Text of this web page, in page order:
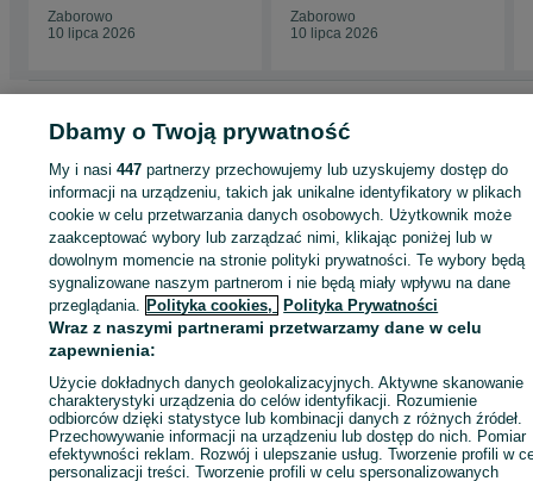
Zaborowo
10 lipca 2026
Zaborowo
10 lipca 2026
szkolne - Wielkopolskie
Podręczniki szkolne - Zaborowo
KATEGORIA
ID:1002286939 Wyświetlenia:
Wyślij wiadomość Kup
Dbamy o Twoją prywatność
My i nasi447 partnerzy przechowujemy lub uzyskujemy dostęp do
informacji na urządzeniu, takich jak unikalne identyfikatory w plikach
cookie w celu przetwarzania danych osobowych. Użytkownik może
zaakceptować wybory lub zarządzać nimi, klikając poniżej lub w
dowolnym momencie na stronie polityki prywatności. Te wybory będą
sygnalizowane naszym partnerom i nie będą miały wpływu na dane
przeglądania. Polityka cookies, Polityka Prywatności
Wraz z naszymi partnerami przetwarzamy dane w celu
zapewnienia:
Użycie dokładnych danych geolokalizacyjnych. Aktywne skanowanie
charakterystyki urządzenia do celów identyfikacji. Rozumienie
odbiorców dzięki statystyce lub kombinacji danych z różnych źródeł.
Przechowywanie informacji na urządzeniu lub dostęp do nich. Pomiar
efektywności reklam. Rozwój i ulepszanie usług. Tworzenie profili w
personalizacji treści. Tworzenie profili w celu spersonalizowanych